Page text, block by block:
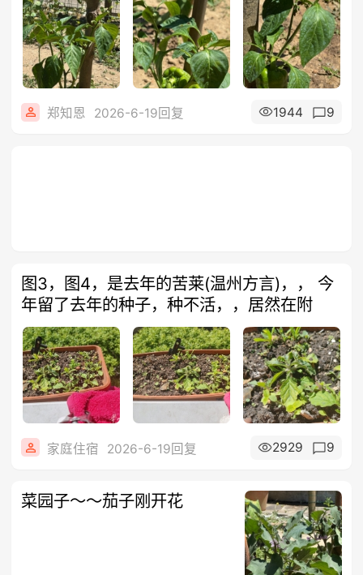
郑知恩 2026-6-19回复 1944 9
图3，图4，是去年的苦莱(温州方言)，， 今
年留了去年的种子，种不活，，居然在附
家庭住宿 2026-6-19回复 2929 9
菜园子～～茄子刚开花